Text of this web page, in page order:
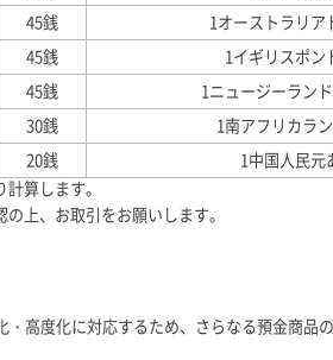
45銭
1オーストラリア
45銭
1イギリスポン
45銭
1ニュージーラン
30銭
1南アフリカラ
20銭
1中国人民元
算します。
上、お取引をお願いします。
高度化に対応するため、さらなる預金商品